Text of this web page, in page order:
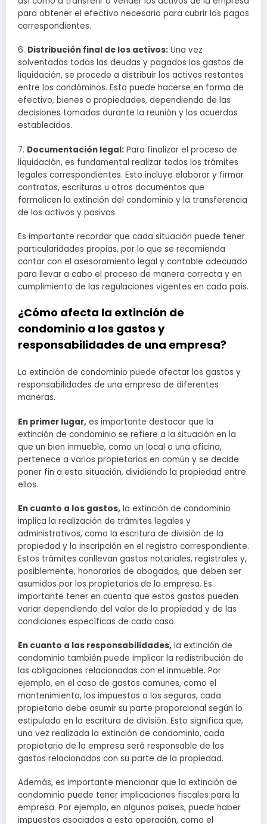
para obtener el efectivo necesario para cubrir los pagos
correspondientes.
6. Distribución final de los activos: Una vez
solventadas todas las deudas y pagados los gastos de
liquidación, se procede a distribuir los activos restantes
entre los condóminos. Esto puede hacerse en forma de
efectivo, bienes o propiedades, dependiendo de las
decisiones tomadas durante la reunión y los acuerdos
establecidos.
7. Documentación legal: Para finalizar el proceso de
liquidación, es fundamental realizar todos los trámites
legales correspondientes. Esto incluye elaborar y firmar
contratos, escrituras u otros documentos que
formalicen la extinción del condominio y la transferencia
de los activos y pasivos.
Es importante recordar que cada situación puede tener
particularidades propias, por lo que se recomienda
contar con el asesoramiento legal y contable adecuado
para llevar a cabo el proceso de manera correcta y en
cumplimiento de las regulaciones vigentes en cada país.
¿Cómo afecta la extinción de
condominio a los gastos y
responsabilidades de una empresa?
La extinción de condominio puede afectar los gastos y
responsabilidades de una empresa de diferentes
maneras.
En primer lugar, es importante destacar que la
extinción de condominio se refiere a la situación en la
que un bien inmueble, como un local o una oficina,
pertenece a varios propietarios en común y se decide
poner fin a esta situación, dividiendo la propiedad entre
ellos.
En cuanto a los gastos, la extinción de condominio
implica la realización de trámites legales y
administrativos, como la escritura de división de la
propiedad y la inscripción en el registro correspondiente.
Estos trámites conllevan gastos notariales, registrales y,
posiblemente, honorarios de abogados, que deben ser
asumidos por los propietarios de la empresa. Es
importante tener en cuenta que estos gastos pueden
variar dependiendo del valor de la propiedad y de las
condiciones específicas de cada caso.
En cuanto a las responsabilidades, la extinción de
condominio también puede implicar la redistribución de
las obligaciones relacionadas con el inmueble. Por
ejemplo, en el caso de gastos comunes, como el
mantenimiento, los impuestos o los seguros, cada
propietario debe asumir su parte proporcional según lo
estipulado en la escritura de división. Esto significa que,
una vez realizada la extinción de condominio, cada
propietario de la empresa será responsable de los
gastos relacionados con su parte de la propiedad.
Además, es importante mencionar que la extinción de
condominio puede tener implicaciones fiscales para la
empresa. Por ejemplo, en algunos países, puede haber
impuestos asociados a esta operación, como el